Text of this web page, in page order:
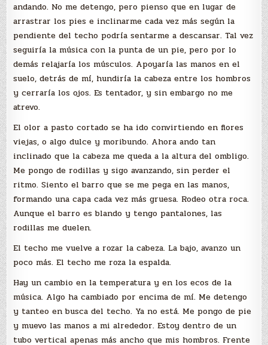
andando. No me detengo, pero pienso que en lugar de
arrastrar los pies e inclinarme cada vez más según la
pendiente del techo podría sentarme a descansar. Tal vez
seguiría la música con la punta de un pie, pero por lo
demás relajaría los músculos. Apoyaría las manos en el
suelo, detrás de mí, hundiría la cabeza entre los hombros
y cerraría los ojos. Es tentador, y sin embargo no me
atrevo.
El olor a pasto cortado se ha ido convirtiendo en flores
viejas, o algo dulce y moribundo. Ahora ando tan
inclinado que la cabeza me queda a la altura del ombligo.
Me pongo de rodillas y sigo avanzando, sin perder el
ritmo. Siento el barro que se me pega en las manos,
formando una capa cada vez más gruesa. Rodeo otra roca.
Aunque el barro es blando y tengo pantalones, las
rodillas me duelen.
El techo me vuelve a rozar la cabeza. La bajo, avanzo un
poco más. El techo me roza la espalda.
Hay un cambio en la temperatura y en los ecos de la
música. Algo ha cambiado por encima de mí. Me detengo
y tanteo en busca del techo. Ya no está. Me pongo de pie
y muevo las manos a mi alrededor. Estoy dentro de un
tubo vertical apenas más ancho que mis hombros. Frente